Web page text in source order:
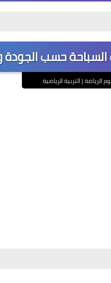
معهد
حسب الجودة
الرياضة | التربية الرياضية